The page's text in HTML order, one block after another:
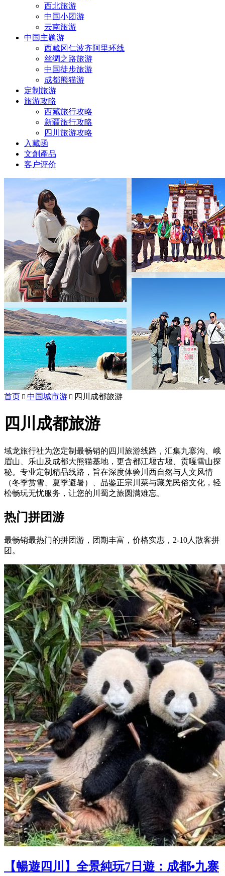
西北旅游
中国小团游
云南旅游
中国主题游
西藏冈仁波齐阿里环线
丝绸之路旅游
中国徒步旅游
成都熊猫游
定制旅游
旅游攻略
西藏旅行攻略
新疆旅行攻略
四川旅游攻略
入藏函
文創產品
客户评价
首页  中国城市游  四川成都旅游
四川成都旅游
域龙旅行社为您定制最畅销的四川旅游线路，汇集九寨沟、峨
眉山、乐山及成都大熊猫基地，更含都江堰古堰、贡嘎雪山探
秘。专业定制精品线路，旨在深度体验川西自然与人文风情
（冬季赏雪、夏季避暑）、品鉴正宗川菜与藏羌民俗文化，轻
松畅玩无忧服务，让您的川蜀之旅圆满难忘。
热门拼团游
最畅销最热门的拼团游，团期丰富，价格实惠，2-10人散客拼
团。
【暢遊四川】全景純玩7日遊：成都•九寨